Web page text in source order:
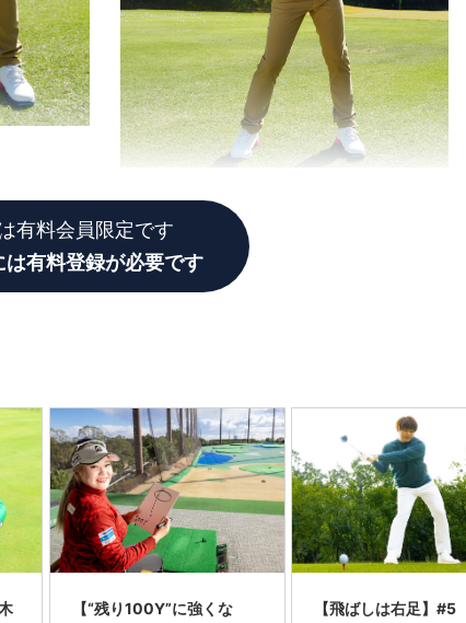
有料会員限定です
は有料登録が必要です
【“残り100Y”に強くな
【飛ばしは右足】